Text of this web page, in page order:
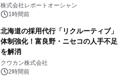
センター・高速光通信需要が成長を加
速
株式会社レポートオーシャン
1時間前
北海道の採用代行「リクルーティブ」
体制強化！富良野・ニセコの人手不足
を解消
クウカン株式会社
2時間前